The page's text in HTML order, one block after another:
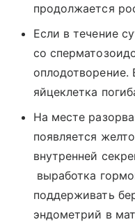
продолжается
Если в течение
со
оплодотворение.
яйцеклетка
На месте
появляется
внутренней
выработка
поддерживать
эндометрий в